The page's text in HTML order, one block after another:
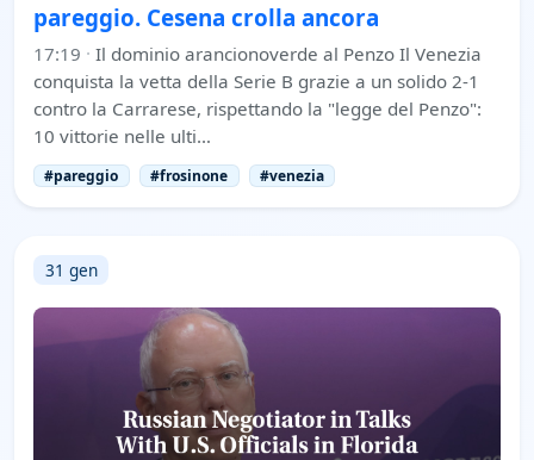
pareggio. Cesena crolla ancora
17:19 · Il dominio arancionoverde al Penzo Il Venezia
conquista la vetta della Serie B grazie a un solido 2-1
contro la Carrarese, rispettando la "legge del Penzo":
10 vittorie nelle ulti…
#pareggio #frosinone #venezia
31 gen